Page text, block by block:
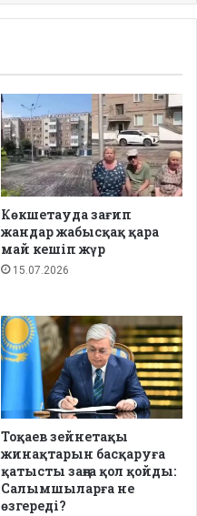
Көкшетауда зағип
жандар жабысқақ қара
май кешіп жүр
15.07.2026
Тоқаев зейнетақы
жинақтарын басқаруға
қатысты заңға қол қойды:
Салымшыларға не
өзгереді?